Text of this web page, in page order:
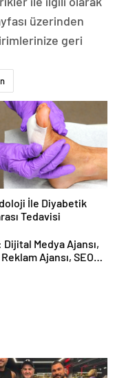
üzerinden
geri
İle Diyabetik
Tedavisi
Ajansı, SEO